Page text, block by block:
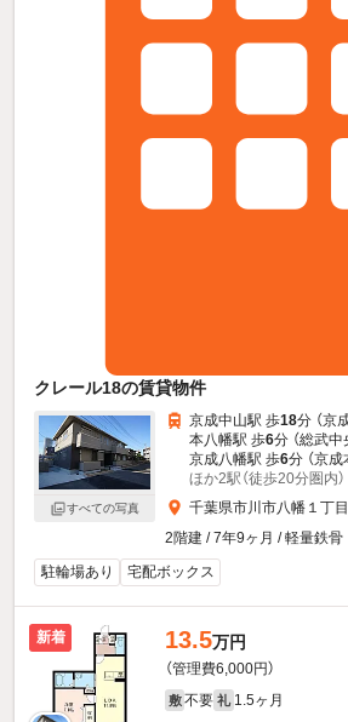
クレール18の賃貸物件
すべての写真
京成中山駅 歩18分 （京
本八幡駅 歩6分 （総武中
京成八幡駅 歩6分 （京成
ほか2駅（徒歩20分圏内）
千葉県市川市八幡１丁
2階建 / 7年9ヶ月 / 軽量鉄骨
駐輪場あり
宅配ボックス
新着 13.5万円
（管理費6,000円）
敷 不要 礼 1.5ヶ月